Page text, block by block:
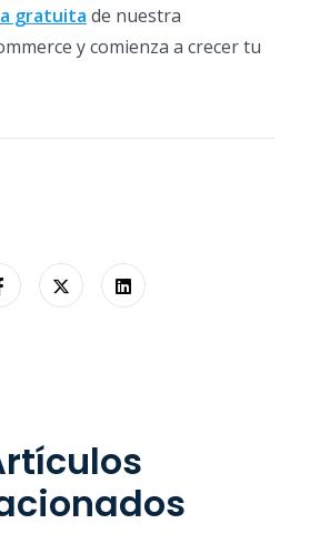
gratuita de nuestra
y comienza a crecer tu